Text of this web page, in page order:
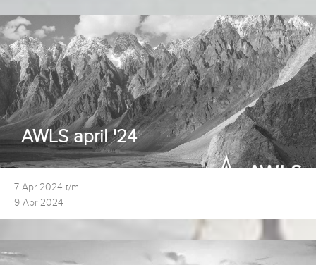
AWLS april '24
7 Apr 2024 t/m
9 Apr 2024